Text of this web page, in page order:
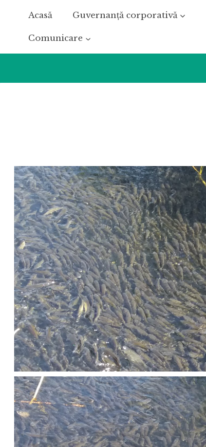
content
Acasă Guvernanță corporativă
Comunicare